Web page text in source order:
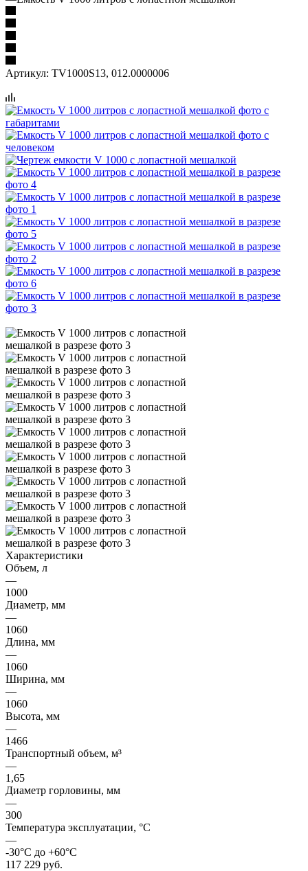
Артикул: TV1000S13, 012.0000006
Характеристики
Объем, л
—
1000
Диаметр, мм
—
1060
Длина, мм
—
1060
Ширина, мм
—
1060
Высота, мм
—
1466
Транспортный объем, м³
—
1,65
Диаметр горловины, мм
—
300
Температура эксплуатации, °C
—
-30°C до +60°C
117 229 руб.